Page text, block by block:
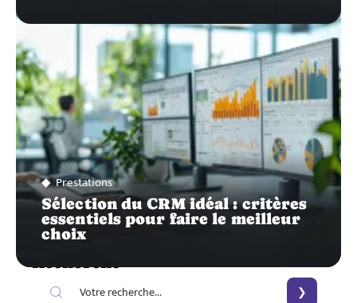
Prestations
Sélection du CRM idéal : critères
essentiels pour faire le meilleur
choix